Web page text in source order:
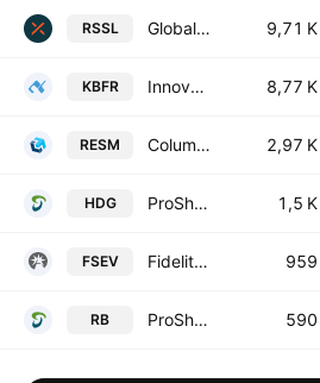
RSSL Global X Russell 2000 ETF Exchange Traded Fund Units 9,71 K
KBFR Innovator U.S. Small Cap Managed 10 Buffer ETF 8,77 K
RESM Columbia Research Enhanced Small Cap ETF 2,97 K
HDG ProShares Hedge Replication ETF 1,5 K
FSEV Fidelity Enhanced Small Cap Value ETF 959
RB ProShares Russell 2000 Dynamic Buffer ETF 590